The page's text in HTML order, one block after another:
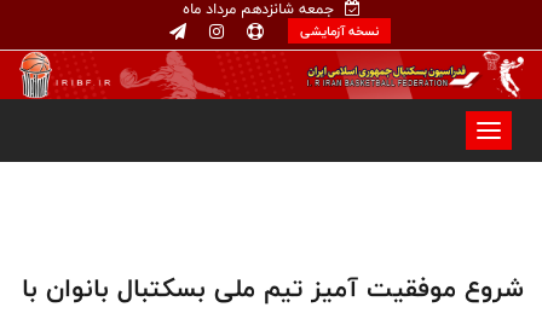
جمعه شانزدهم مرداد ماه
نسخه آزمایشی
شروع موفقیت آمیز تیم ملی بسکتبال بانوان با